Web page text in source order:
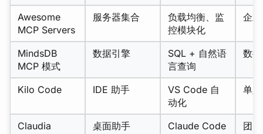
Awesome
MCP Servers
服务器集合
负载均衡、监
控模块化
企
MindsDB
MCP 模式
数据引擎
SQL + 自然语
言查询
数
Kilo Code IDE 助手
VS Code 自
动化
单
Claudia 桌面助手
Claude Code
团